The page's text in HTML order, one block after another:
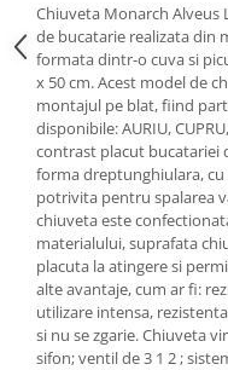
Chiuveta Monarch Alveus
de bucatarie realizata din
formata dintr-o cuva si
x 50 cm. Acest model de
montajul pe blat, fiind
disponibile: AURIU,
contrast placut bucatariei
forma dreptunghiulara, cu
potrivita pentru spalarea
chiuveta este
materialului, suprafata
placuta la atingere si
alte avantaje, cum ar fi:
utilizare intensa,
si nu se zgarie. Chiuveta
sifon; ventil de 3 1 2 ;